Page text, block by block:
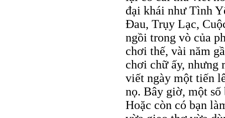
đại khái như Tình
Đau, Trụy Lạc,
ngồi trong vò của
chơi thế, vài năm
chơi chữ ấy,
viết ngày một tiến
nọ. Bây giờ, một
Hoặc còn có bạn